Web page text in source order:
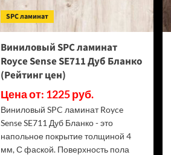
SPC ламинат
Виниловый SPC ламинат
Royce Sense SE711 Дуб Бланко
(Рейтинг цен)
Цена от: 1225 руб.
Виниловый SPC ламинат Royce
Sense SE711 Дуб Бланко - это
напольное покрытие толщиной 4
мм, С фаской. Поверхность пола